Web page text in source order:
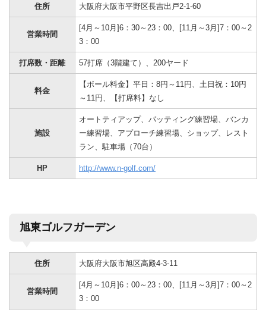
住所 大阪府大阪市平野区長吉出戸2-1-60
営業時間
[4月～10月]6：30～23：00、[11月～3月]7：00～2
3：00
打席数・距離 57打席（3階建て）、200ヤード
料金
【ボール料金】平日：8円～11円、土日祝：10円
～11円、【打席料】なし
施設
オートティアップ、パッティング練習場、バンカ
ー練習場、アプローチ練習場、ショップ、レスト
ラン、駐車場（70台）
HP http://www.n-golf.com/
旭東ゴルフガーデン
住所 大阪府大阪市旭区高殿4-3-11
営業時間
[4月～10月]6：00～23：00、[11月～3月]7：00～2
3：00